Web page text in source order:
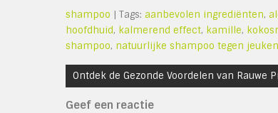
shampoo | Tags: aanbevolen ingrediënten,
hoofdhuid, kalmerend effect, kamille,
shampoo, natuurlijke shampoo tegen
Bericht
navigatie
Ontdek de Gezonde Voordelen van Rauwe
Geef een reactie